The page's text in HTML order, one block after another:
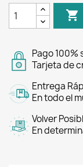

Pago 100%
Tarjeta de
Entrega
En todo el
Volver
En